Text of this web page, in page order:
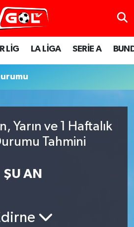
LİG LA LİGA SERİE A
Yarın ve 1 Haftalık
Tahmini
ŞU AN